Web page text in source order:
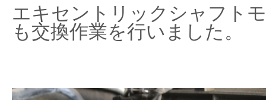
エキセントリックシャフト
も交換作業を行いました。